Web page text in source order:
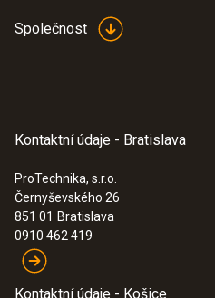
Společnost
Kontaktní údaje - Bratislava
ProTechnika, s.r.o.
Černyševského 26
851 01 Bratislava
0910 462 419
Kontaktní údaje - Košice